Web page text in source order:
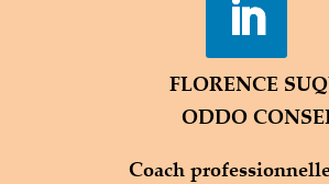
FLORENCE
ODDO
Coach